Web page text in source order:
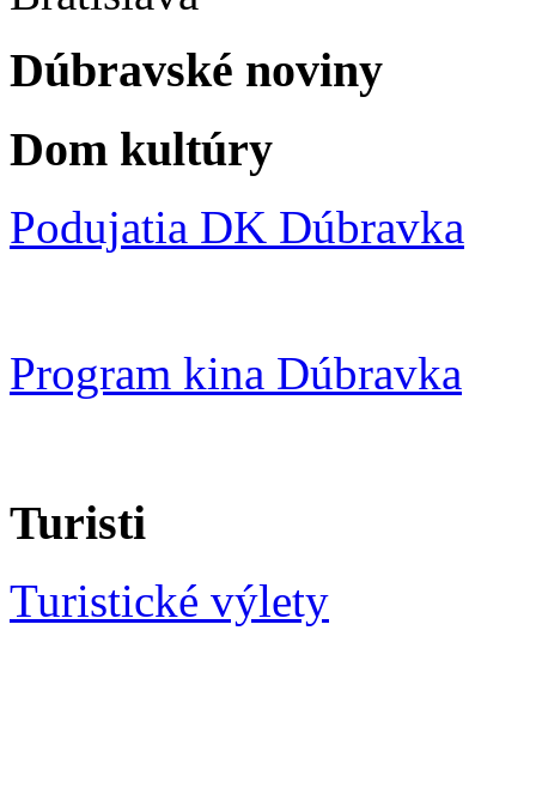
Dúbravské noviny
Dom kultúry
Podujatia DK Dúbravka
Program kina Dúbravka
Turisti
Turistické výlety